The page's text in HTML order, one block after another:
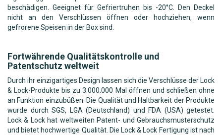
beschädigen. Geeignet für Gefriertruhen bis -20°C. Den Deckel
nicht an den Verschlüssen öffnen oder hochziehen, wenn
gefrorene Speisen in der Box sind.
Fortwährende Qualitätskontrolle und
Patentschutz weltweit
Durch ihr einzigartiges Design lassen sich die Verschlüsse der Lock
& Lock-Produkte bis zu 3.000.000 Mal öffnen und schließen ohne
an Funktion einzubüßen. Die Qualität und Haltbarkeit der Produkte
wurde durch SGS, LGA (Deutschland) und FDA (USA) getestet.
Lock & Lock hat weltweiten Patent- und Gebrauchsmusterschutz
und bietet hochwertige Qualität. Die Lock & Lock Fertigung ist nach